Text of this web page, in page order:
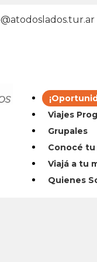
Viajes
Grupales
Conocé tu
Viajá a tu
Quienes